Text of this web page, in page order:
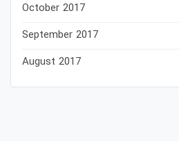
October 2017
September 2017
August 2017